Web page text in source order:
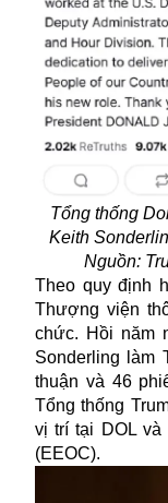
Tổng thống
Keith
Nguồn:
Theo quy định
Thượng viện
chức. Hồi năm
Sonderling làm
thuận và 46
Tổng thống
vị trí tại DOL và
(EEOC).